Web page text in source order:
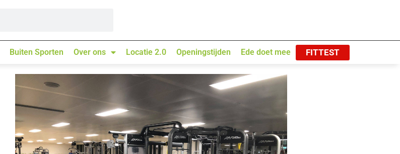
Buiten Sporten Over ons Locatie 2.0 Openingstijden Ede doet mee FITTEST